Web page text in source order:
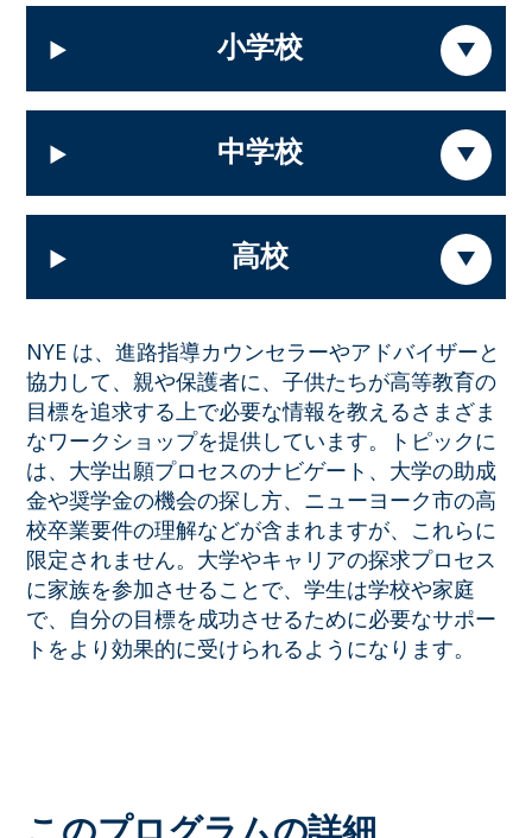
小学校
中学校
高校
NYE は、進路指導カウンセラーやアドバイザーと
協力して、親や保護者に、子供たちが高等教育の
目標を追求する上で必要な情報を教えるさまざま
なワークショップを提供しています。トピックに
は、大学出願プロセスのナビゲート、大学の助成
金や奨学金の機会の探し方、ニューヨーク市の高
校卒業要件の理解などが含まれますが、これらに
限定されません。大学やキャリアの探求プロセス
に家族を参加させることで、学生は学校や家庭
で、自分の目標を成功させるために必要なサポー
トをより効果的に受けられるようになります。